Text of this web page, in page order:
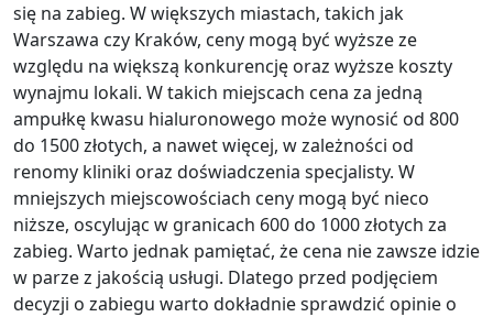
się na zabieg. W większych miastach, takich jak
Warszawa czy Kraków, ceny mogą być wyższe ze
względu na większą konkurencję oraz wyższe koszty
wynajmu lokali. W takich miejscach cena za jedną
ampułkę kwasu hialuronowego może wynosić od 800
do 1500 złotych, a nawet więcej, w zależności od
renomy kliniki oraz doświadczenia specjalisty. W
mniejszych miejscowościach ceny mogą być nieco
niższe, oscylując w granicach 600 do 1000 złotych za
zabieg. Warto jednak pamiętać, że cena nie zawsze idzie
w parze z jakością usługi. Dlatego przed podjęciem
decyzji o zabiegu warto dokładnie sprawdzić opinie o